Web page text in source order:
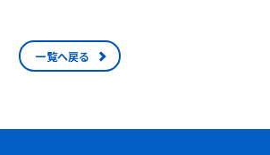
一覧へ戻る